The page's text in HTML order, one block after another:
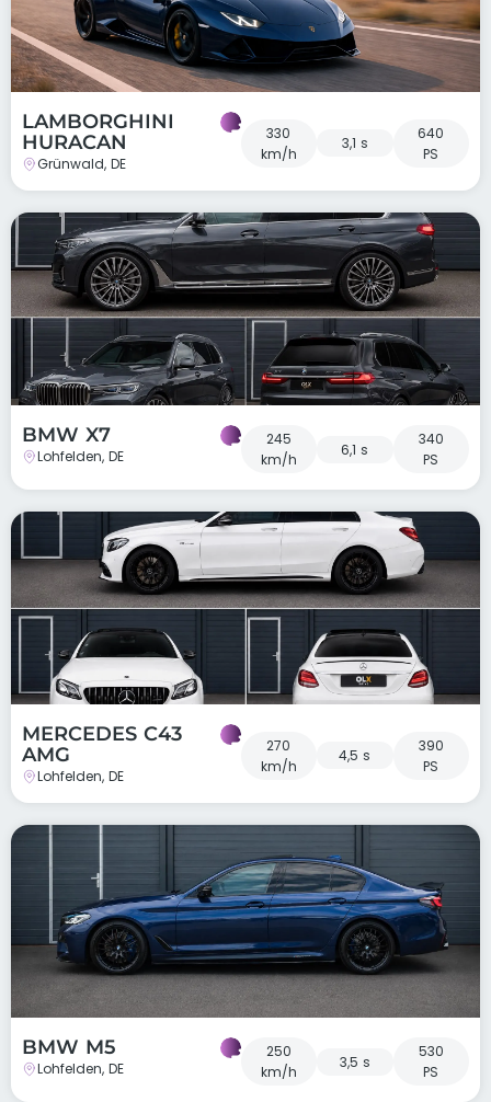
LAMBORGHINI
HURACAN
Grünwald, DE
330
km/h
3,1 s
640
PS
BMW X7
Lohfelden, DE
245
km/h
6,1 s
340
PS
MERCEDES C43
AMG
Lohfelden, DE
270
km/h
4,5 s
390
PS
BMW M5
Lohfelden, DE
250
km/h
3,5 s
530
PS